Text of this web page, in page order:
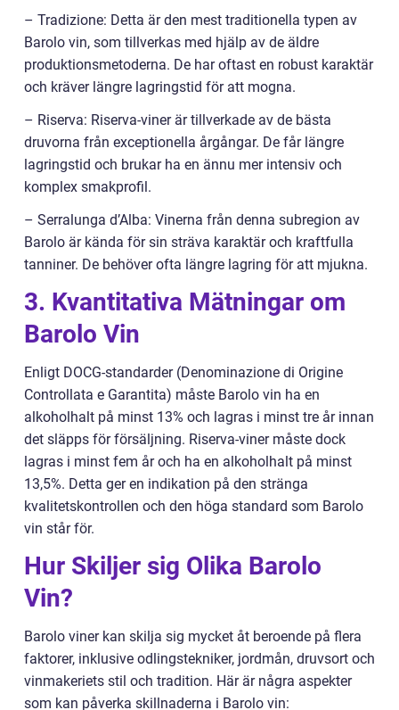
– Tradizione: Detta är den mest traditionella typen av
Barolo vin, som tillverkas med hjälp av de äldre
produktionsmetoderna. De har oftast en robust karaktär
och kräver längre lagringstid för att mogna.
– Riserva: Riserva-viner är tillverkade av de bästa
druvorna från exceptionella årgångar. De får längre
lagringstid och brukar ha en ännu mer intensiv och
komplex smakprofil.
– Serralunga d’Alba: Vinerna från denna subregion av
Barolo är kända för sin sträva karaktär och kraftfulla
tanniner. De behöver ofta längre lagring för att mjukna.
3. Kvantitativa Mätningar om
Barolo Vin
Enligt DOCG-standarder (Denominazione di Origine
Controllata e Garantita) måste Barolo vin ha en
alkoholhalt på minst 13% och lagras i minst tre år innan
det släpps för försäljning. Riserva-viner måste dock
lagras i minst fem år och ha en alkoholhalt på minst
13,5%. Detta ger en indikation på den stränga
kvalitetskontrollen och den höga standard som Barolo
vin står för.
Hur Skiljer sig Olika Barolo
Vin?
Barolo viner kan skilja sig mycket åt beroende på flera
faktorer, inklusive odlingstekniker, jordmån, druvsort och
vinmakeriets stil och tradition. Här är några aspekter
som kan påverka skillnaderna i Barolo vin: